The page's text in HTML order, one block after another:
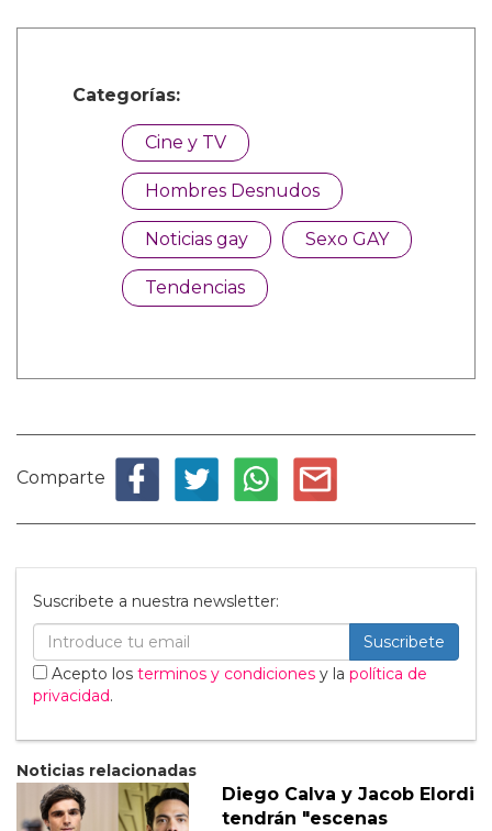
Categorías:
Cine y TV
Hombres Desnudos
Noticias gay Sexo GAY
Tendencias
Comparte
Suscribete a nuestra newsletter:
Suscribete
Acepto los terminos y condiciones y la política de
privacidad.
Noticias relacionadas
Diego Calva y Jacob Elordi
tendrán "escenas